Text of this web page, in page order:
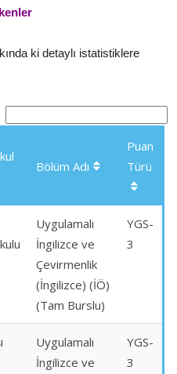
ki detaylı istatistiklere
Bölüm Adı
Puan
Türü
Uygulamalı
İngilizce ve
Çevirmenlik
(İngilizce) (İÖ)
(Tam Burslu)
YGS-
3
Uygulamalı
İngilizce ve
YGS-
3